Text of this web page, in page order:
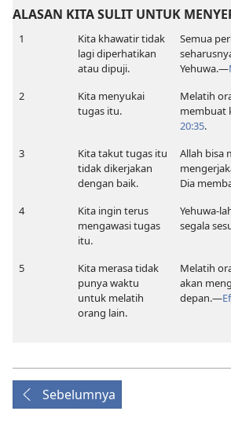
ALASAN KITA SULIT UNTUK
1
Kita khawatir tidak
lagi diperhatikan
atau dipuji.
Semua
Yehuwa.​—
2
Kita menyukai
tugas itu.
Melatih
membuat
20:35.
3
Kita takut tugas itu
tidak dikerjakan
dengan baik.
Allah bisa
Dia
4
Kita ingin terus
mengawasi tugas
itu.
Yehuwa-
segala
5
Kita merasa tidak
punya waktu
untuk melatih
orang lain.
Melatih
akan
depan.​—
Sebelumnya